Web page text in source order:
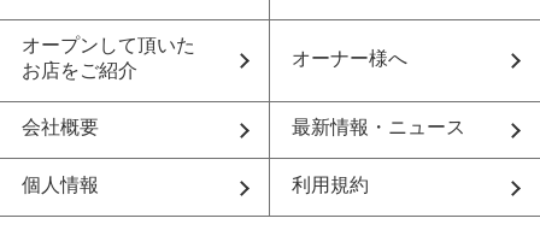
オープンして頂いた
お店をご紹介
オーナー様へ
会社概要 最新情報・ニュース
個人情報 利用規約